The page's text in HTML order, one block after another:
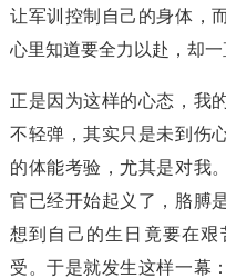
让军训控制自己的身体，
心里知道要全力以赴，却一
正是因为这样的心态，我
不轻弹，其实只是未到伤
的体能考验，尤其是对我
官已经开始起义了，胳膊
想到自己的生日竟要在
受。于是就发生这样一幕